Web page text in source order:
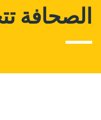
الصحافة